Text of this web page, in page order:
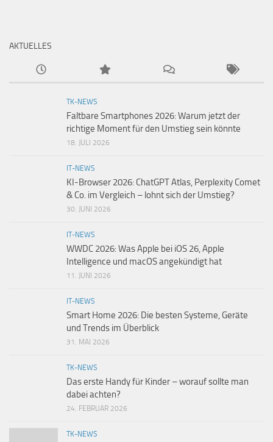
AKTUELLES
TK-NEWS
Faltbare Smartphones 2026: Warum jetzt der
richtige Moment für den Umstieg sein könnte
18. JULI 2026
IT-NEWS
KI-Browser 2026: ChatGPT Atlas, Perplexity Comet
& Co. im Vergleich – lohnt sich der Umstieg?
30. JUNI 2026
IT-NEWS
WWDC 2026: Was Apple bei iOS 26, Apple
Intelligence und macOS angekündigt hat
11. JUNI 2026
IT-NEWS
Smart Home 2026: Die besten Systeme, Geräte
und Trends im Überblick
31. MAI 2026
TK-NEWS
Das erste Handy für Kinder – worauf sollte man
dabei achten?
24. FEBRUAR 2026
TK-NEWS